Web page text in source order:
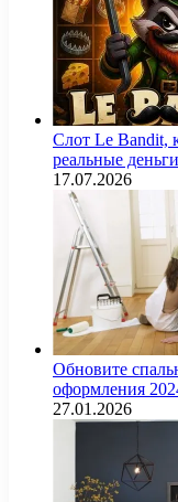
Слот Le Bandit,
реальные деньги
17.07.2026
Обновите
оформления
27.01.2026